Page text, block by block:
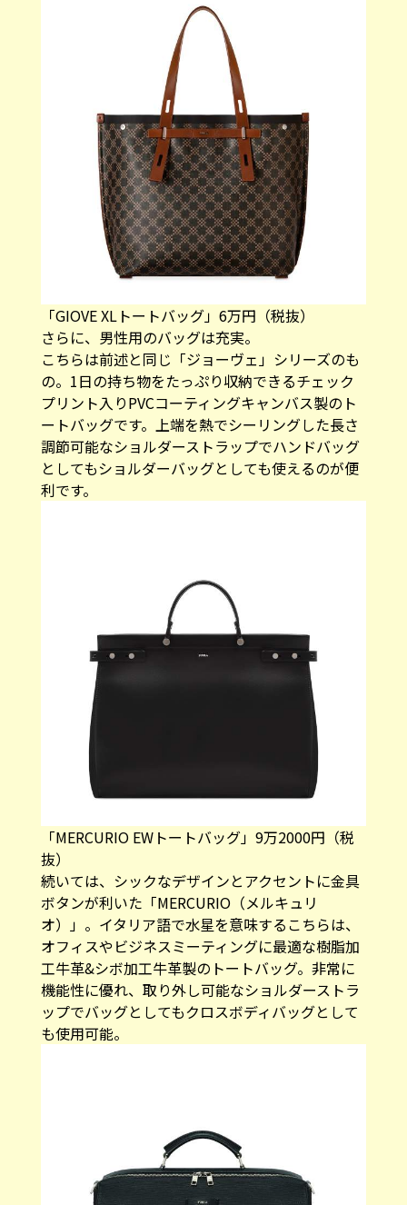
「GIOVE XLトートバッグ」6万円（税抜）
さらに、男性用のバッグは充実。
こちらは前述と同じ「ジョーヴェ」シリーズのも
の。1日の持ち物をたっぷり収納できるチェック
プリント入りPVCコーティングキャンバス製のト
ートバッグです。上端を熱でシーリングした長さ
調節可能なショルダーストラップでハンドバッグ
としてもショルダーバッグとしても使えるのが便
利です。
「MERCURIO EWトートバッグ」9万2000円（税
抜）
続いては、シックなデザインとアクセントに金具
ボタンが利いた「MERCURIO（メルキュリ
オ）」。イタリア語で水星を意味するこちらは、
オフィスやビジネスミーティングに最適な樹脂加
工牛革&シボ加工牛革製のトートバッグ。非常に
機能性に優れ、取り外し可能なショルダーストラ
ップでバッグとしてもクロスボディバッグとして
も使用可能。